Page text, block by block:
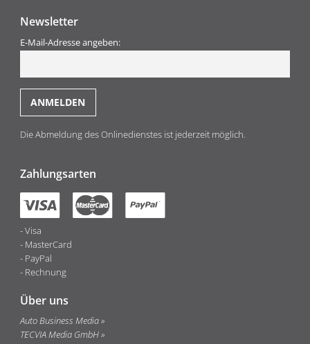
Newsletter
E-Mail-Adresse angeben:
Die Abmeldung des Onlinedienstes ist jederzeit möglich.
Zahlungsarten
Visa
MasterCard
PayPal
Rechnung
Über uns
Auto Business Media
TECVIA Media GmbH